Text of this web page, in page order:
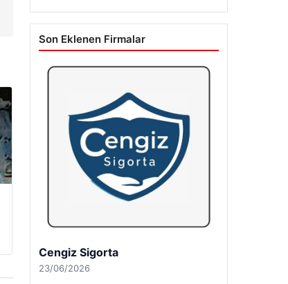
Son Eklenen Firmalar
Hastaş Beton
26/05/2026